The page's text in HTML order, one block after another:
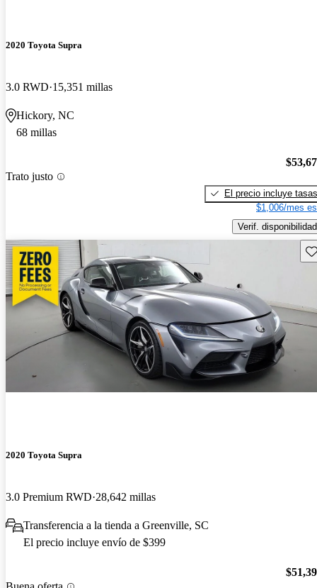
2020 Toyota Supra
3.0 RWD 15,351 millas
Hickory, NC
68 millas
Trato justo
El precio incluye tasas
$1,006/mes
Verif. disponibilidad
2020 Toyota Supra
3.0 Premium RWD 28,642 millas
Transferencia a la tienda a Greenville, SC
El precio incluye envío de $399